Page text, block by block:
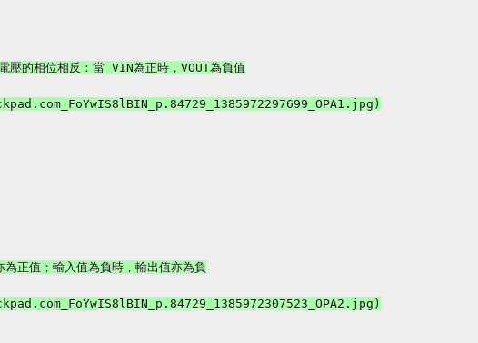
壓的相位相反：當 VIN為正時，VOUT為負值
正值；輸入值為負時，輸出值亦為負